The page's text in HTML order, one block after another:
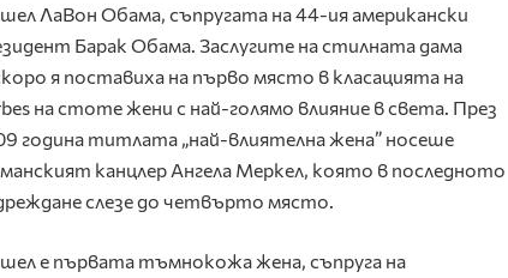
ЛаВон Обама, съпругата на 44-ия американски
Барак Обама. Заслугите на стилната дама
я поставиха на първо място в класацията на
на стоте жени с най-голямо влияние в света. През
година титлата „най-влиятелна жена” носеше
канцлер Ангела Меркел, която в последното
слезе до четвърто място.
е първата тъмнокожа жена, съпруга на